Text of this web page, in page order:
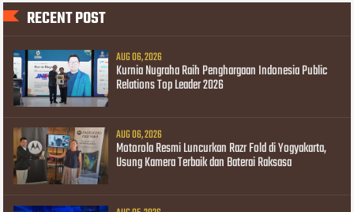
RECENT POST
AUG 06, 2026
Kurnia Nugraha Raih Penghargaan Indonesia Public
Relations Top Leader 2026
AUG 06, 2026
Motorola Resmi Luncurkan Razr Fold di Yogyakarta,
Usung Kamera Terbaik dan Baterai Raksasa